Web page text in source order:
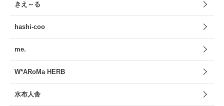
きえ～る
hashi-coo
me.
W*ARoMa HERB
水布人舎